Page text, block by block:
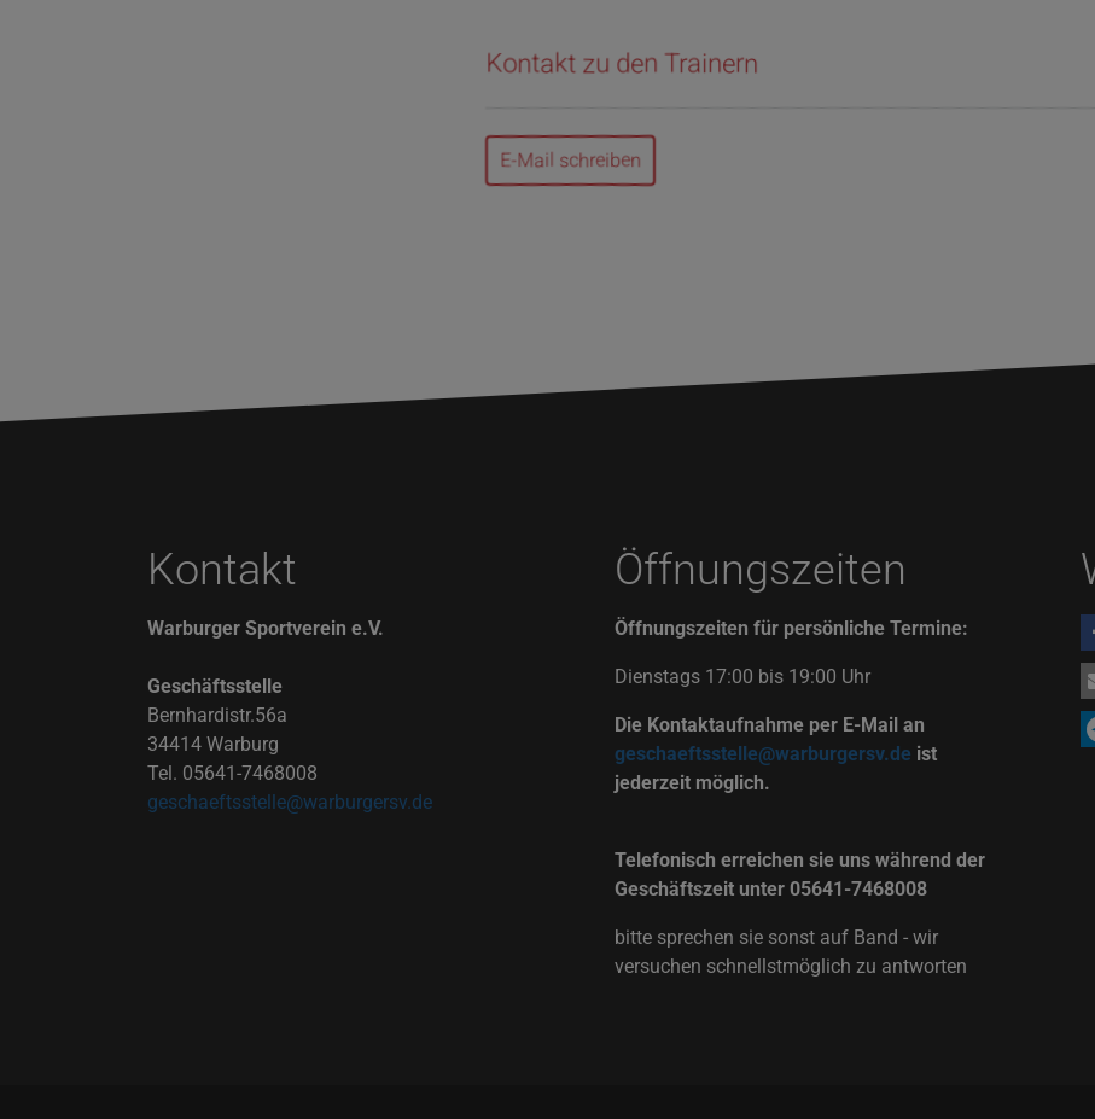
Kontakt zu den Trainern
E-Mail schreiben
Kontakt
Warburger Sportverein e.V.
Geschäftsstelle
Bernhardistr.56a
34414 Warburg
Tel. 05641-7468008
geschaeftsstelle@warburgersv.de
Öffnungszeiten
Öffnungszeiten für persönliche Termine:
Dienstags 17:00 bis 19:00 Uhr
Die Kontaktaufnahme per E-Mail an
geschaeftsstelle@warburgersv.de ist
jederzeit möglich.
Telefonisch erreichen sie uns während der
Geschäftszeit unter 05641-7468008
bitte sprechen sie sonst auf Band - wir
versuchen schnellstmöglich zu antworten